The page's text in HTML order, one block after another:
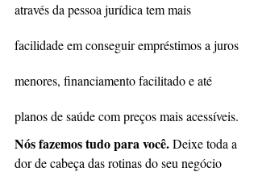
através da pessoa jurídica tem mais
facilidade em conseguir empréstimos a juros
menores, financiamento facilitado e até
planos de saúde com preços mais acessíveis.
Nós fazemos tudo para você.Deixe toda a
dor de cabeça das rotinas do seu negócio